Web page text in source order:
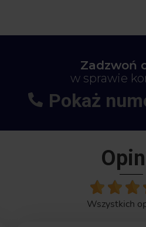
Zadzwoń
w sprawie
+48664-
Pokaż
Wszystkich